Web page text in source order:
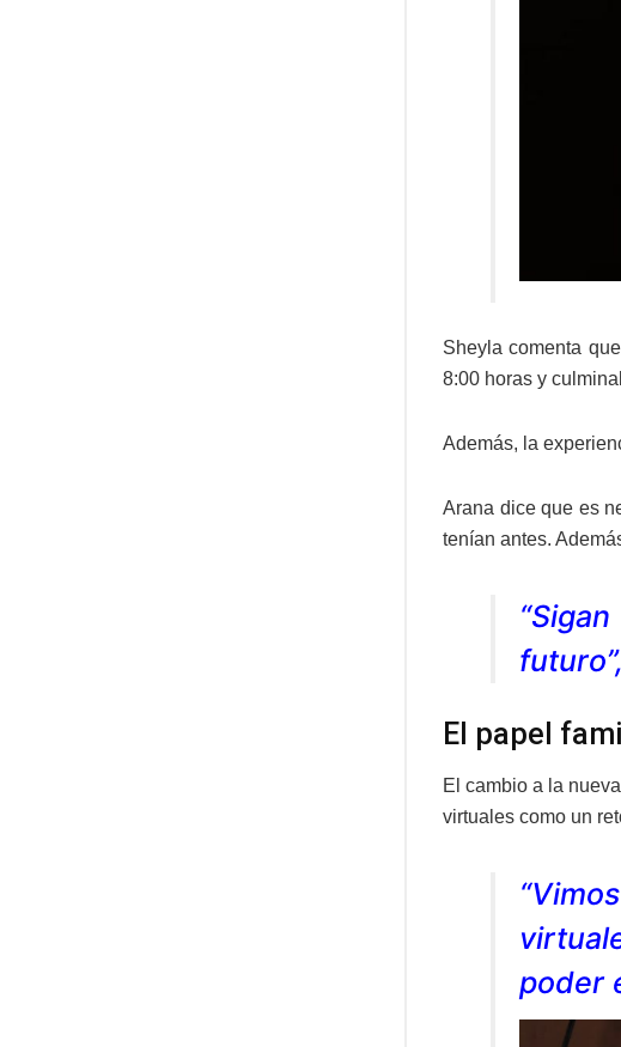
Sheyla comenta
8:00 horas y
Además, la
Arana dice que es
tenían antes.
El papel
El cambio a la
virtuales como un
poder